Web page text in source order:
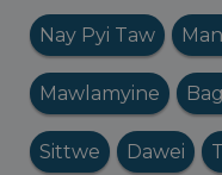
Nay Pyi Taw
Mawlamyine
Sittwe Dawei